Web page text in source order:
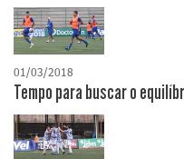
01/03/2018
Tempo para buscar o